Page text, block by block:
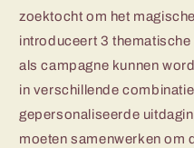
zoektocht om het
introduceert 3
als campagne kunnen
in verschillende
gepersonaliseerde
moeten samenwerken om